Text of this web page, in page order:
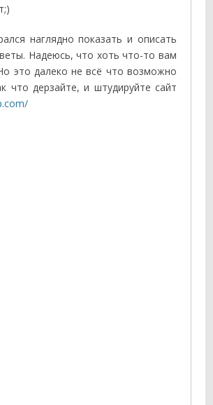
наглядно показать и описать
Надеюсь, что хоть что-то вам
это далеко не всё что возможно
что дерзайте, и штудируйте сайт